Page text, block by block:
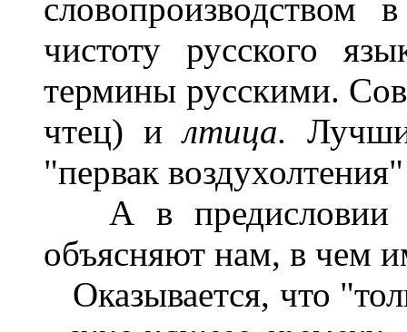
словопроизводством
чистоту русского
термины русскими.
чтец) илтица.
"первак
А в предисловии
объясняют нам, в чем
Оказывается, что